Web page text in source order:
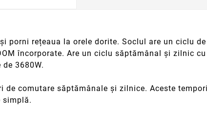
porni rețeaua la orele dorite. Soclul are un ciclu
încorporate. Are un ciclu săptămânal și zilnic
3680W.
comutare săptămânale și zilnice. Aceste
simplă.